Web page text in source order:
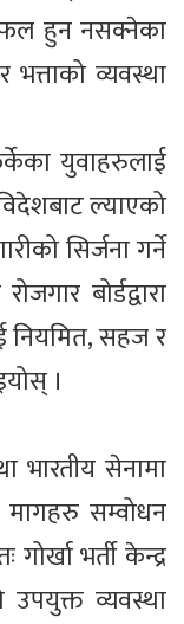
हुन नसक्नेका
भत्ताको व्यवस्था
युवाहरुलाई
ल्याएको
सिर्जना गर्ने
बोर्डद्वारा
नियमित, सहज र
।
भारतीय सेनामा
सम्वोधन
भर्ती केन्द्र
उपयुक्त व्यवस्था